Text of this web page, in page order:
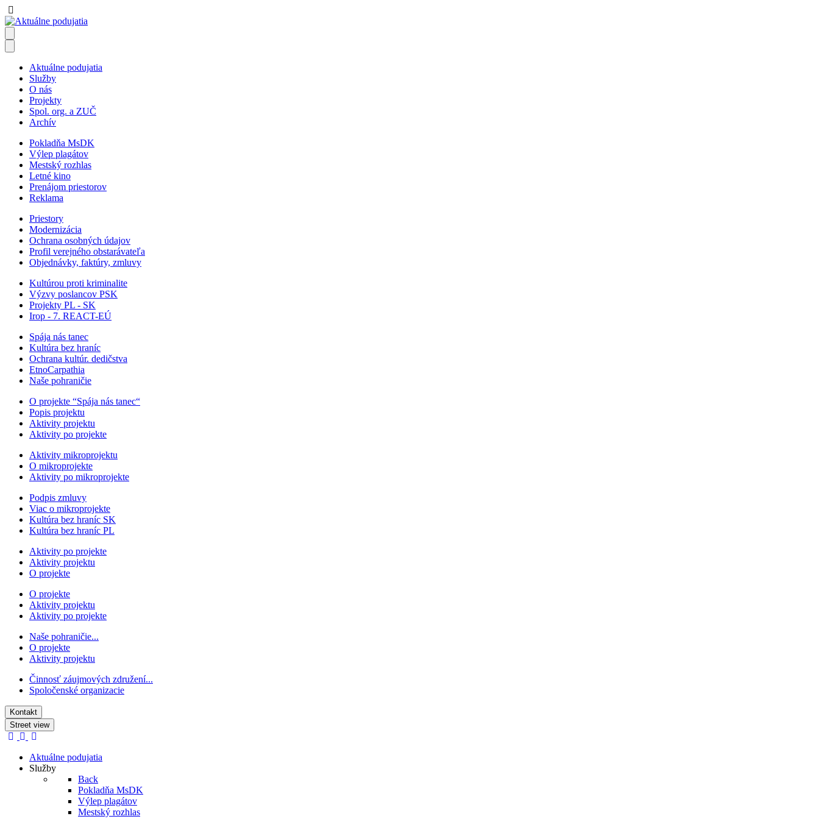
Aktuálne podujatia
Služby
O nás
Projekty
Spol. org. a ZUČ
Archív
Pokladňa MsDK
Výlep plagátov
Mestský rozhlas
Letné kino
Prenájom priestorov
Reklama
Priestory
Modernizácia
Ochrana osobných údajov
Profil verejného obstarávateľa
Objednávky, faktúry, zmluvy
Kultúrou proti kriminalite
Výzvy poslancov PSK
Projekty PL - SK
Irop - 7. REACT-EÚ
Spája nás tanec
Kultúra bez hraníc
Ochrana kultúr. dedičstva
EtnoCarpathia
Naše pohraničie
O projekte “Spája nás tanec“
Popis projektu
Aktivity projektu
Aktivity po projekte
Aktivity mikroprojektu
O mikroprojekte
Aktivity po mikroprojekte
Podpis zmluvy
Viac o mikroprojekte
Kultúra bez hraníc SK
Kultúra bez hraníc PL
Aktivity po projekte
Aktivity projektu
O projekte
O projekte
Aktivity projektu
Aktivity po projekte
Naše pohraničie...
O projekte
Aktivity projektu
Činnosť záujmových združení...
Spoločenské organizacie
Kontakt
Street view
Aktuálne podujatia
Služby
Back
Pokladňa MsDK
Výlep plagátov
Mestský rozhlas